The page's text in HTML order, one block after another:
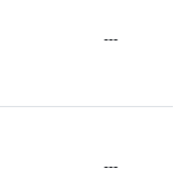
---
---